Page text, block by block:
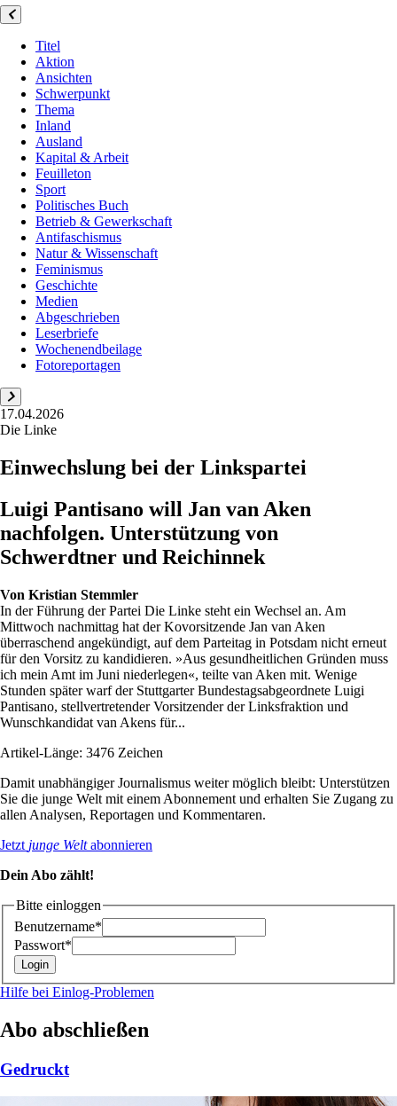
Titel
Aktion
Ansichten
Schwerpunkt
Thema
Inland
Ausland
Kapital & Arbeit
Feuilleton
Sport
Politisches Buch
Betrieb & Gewerkschaft
Antifaschismus
Natur & Wissenschaft
Feminismus
Geschichte
Medien
Abgeschrieben
Leserbriefe
Wochenendbeilage
Fotoreportagen
17.04.2026
Die Linke
Einwechslung bei der Linkspartei
Luigi Pantisano will Jan van Aken
nachfolgen. Unterstützung von
Schwerdtner und Reichinnek
Von Kristian Stemmler
In der Führung der Partei Die Linke steht ein Wechsel an. Am
Mittwoch nachmittag hat der Kovorsitzende Jan van Aken
überraschend angekündigt, auf dem Parteitag in Potsdam nicht erneut
für den Vorsitz zu kandidieren. »Aus gesundheitlichen Gründen muss
ich mein Amt im Juni niederlegen«, teilte van Aken mit. Wenige
Stunden später warf der Stuttgarter Bundestagsabgeordnete Luigi
Pantisano, stellvertretender Vorsitzender der Linksfraktion und
Wunschkandidat van Akens für...
Artikel-Länge: 3476 Zeichen
Damit unabhängiger Journalismus weiter möglich bleibt: Unterstützen
Sie die junge Welt mit einem Abonnement und erhalten Sie Zugang zu
allen Analysen, Reportagen und Kommentaren.
Jetzt junge Weltabonnieren
Dein Abo zählt!
Bitte einloggen
Benutzername*
Passwort*
Hilfe bei Einlog-Problemen
Abo abschließen
Gedruckt